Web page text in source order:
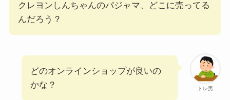
クレヨンしんちゃんのパジャマ、どこに売ってる
んだろう？
トレ男
どのオンラインショップが良いの
かな？